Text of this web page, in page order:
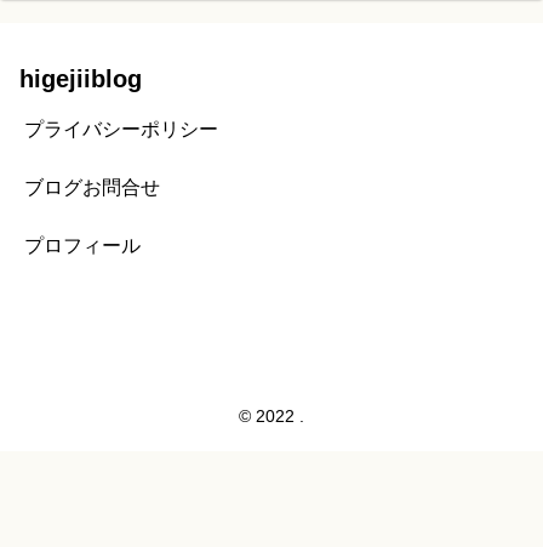
higejiiblog
プライバシーポリシー
ブログお問合せ
プロフィール
© 2022 .